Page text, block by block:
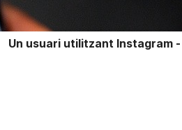
Un usuari utilitzant Instagram -